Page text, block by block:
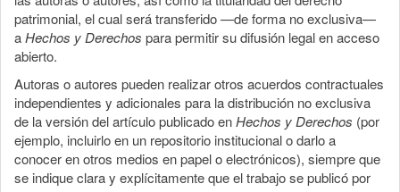
patrimonial, el cual será transferido —de forma no exclusiva—
aHechos y Derechos para permitir su difusión legal en acceso
abierto.
Autoras o autores pueden realizar otros acuerdos contractuales
independientes y adicionales para la distribución no exclusiva
de la versión del artículo publicado enHechos y Derechos (por
ejemplo, incluirlo en un repositorio institucional o darlo a
conocer en otros medios en papel o electrónicos), siempre que
se indique clara y explícitamente que el trabajo se publicó por